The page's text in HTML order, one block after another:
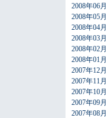
2008年06月
2008年05月
2008年04月
2008年03月
2008年02月
2008年01月
2007年12月
2007年11月
2007年10月
2007年09月
2007年08月